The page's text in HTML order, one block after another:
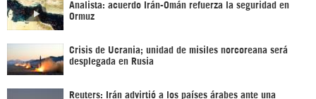
Analista: acuerdo Irán-Omán refuerza la seguridad en
Ormuz
Crisis de Ucrania; unidad de misiles norcoreana será
desplegada en Rusia
Reuters: Irán advirtió a los países árabes ante una